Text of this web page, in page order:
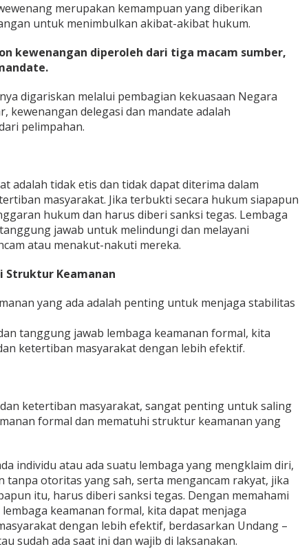
merupakan kemampuan yang diberikan
untuk menimbulkan akibat-akibat hukum.
kewenangan diperoleh dari tiga macam sumber,
digariskan melalui pembagian kekuasaan Negara
kewenangan delegasi dan mandate adalah
pelimpahan.
adalah tidak etis dan tidak dapat diterima dalam
masyarakat. Jika terbukti secara hukum siapapun
hukum dan harus diberi sanksi tegas. Lembaga
jawab untuk melindungi dan melayani
atau menakut-nakuti mereka.
Struktur Keamanan
yang ada adalah penting untuk menjaga stabilitas
tanggung jawab lembaga keamanan formal, kita
ketertiban masyarakat dengan lebih efektif.
ketertiban masyarakat, sangat penting untuk saling
formal dan mematuhi struktur keamanan yang
individu atau ada suatu lembaga yang mengklaim diri,
tanpa otoritas yang sah, serta mengancam rakyat, jika
itu, harus diberi sanksi tegas. Dengan memahami
keamanan formal, kita dapat menjaga
dengan lebih efektif, berdasarkan Undang –
sudah ada saat ini dan wajib di laksanakan.